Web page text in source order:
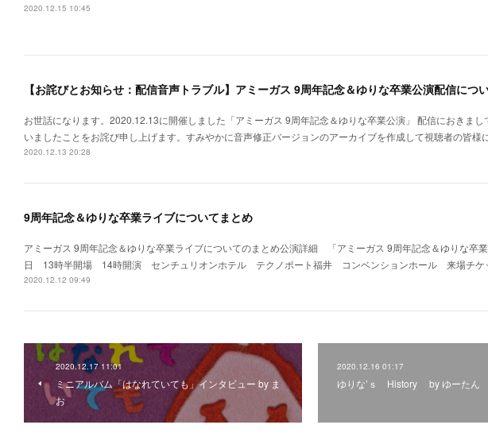
2020.12.15 10:45
【お詫びとお知らせ：配信音声トラブル】アミーガス 9周年記念＆ゆりな卒業公演配信につ
お世話になります。2020.12.13に開催しました「アミーガス 9周年記念＆ゆりな卒業公演」 配信におきま
いましたことをお詫び申し上げます。すみやかに音声修正バージョンのアーカイブを作成して視聴者の皆
2020.12.13 20:28
9周年記念＆ゆりな卒業ライブについてまとめ
アミーガス 9周年記念＆ゆりな卒業ライブについてのまとめ公演詳細 「アミーガス 9周年記念＆ゆりな
日 13時半開場 14時開演 センチュリオンホテル テクノポート福井 コンベンションホール 来場チケ
2020.12.12 09:49
2020.12.17 11:01
ミニアルバム「はなれていても」インタビュー by ま
お
2020.12.16 01:17
ゆりな’ｓ History by ゆーたん